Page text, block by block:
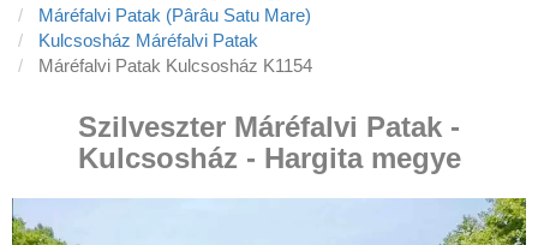
Máréfalvi Patak (Pârâu Satu Mare)
Kulcsosház Máréfalvi Patak
Máréfalvi Patak Kulcsosház K1154
Szilveszter Máréfalvi Patak -
Kulcsosház - Hargita megye